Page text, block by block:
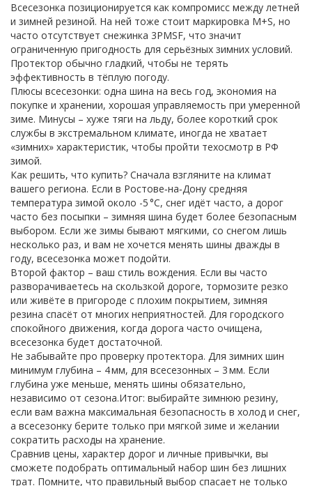
Всесезонка позиционируется как компромисс между летней
и зимней резиной. На ней тоже стоит маркировка M+S, но
часто отсутствует снежинка 3PMSF, что значит
ограниченную пригодность для серьёзных зимних условий.
Протектор обычно гладкий, чтобы не терять
эффективность в тёплую погоду.
Плюсы всесезонки: одна шина на весь год, экономия на
покупке и хранении, хорошая управляемость при умеренной
зиме. Минусы – хуже тяги на льду, более короткий срок
службы в экстремальном климате, иногда не хватает
«зимних» характеристик, чтобы пройти техосмотр в РФ
зимой.
Как решить, что купить? Сначала взгляните на климат
вашего региона. Если в Ростове‑на‑Дону средняя
температура зимой около -5 °C, снег идёт часто, а дорог
часто без посыпки – зимняя шина будет более безопасным
выбором. Если же зимы бывают мягкими, со снегом лишь
несколько раз, и вам не хочется менять шины дважды в
году, всесезонка может подойти.
Второй фактор – ваш стиль вождения. Если вы часто
разворачиваетесь на скользкой дороге, тормозите резко
или живёте в пригороде с плохим покрытием, зимняя
резина спасёт от многих неприятностей. Для городского
спокойного движения, когда дорога часто очищена,
всесезонка будет достаточной.
Не забывайте про проверку протектора. Для зимних шин
минимум глубина – 4 мм, для всесезонных – 3 мм. Если
глубина уже меньше, менять шины обязательно,
независимо от сезона.Итог: выбирайте зимнюю резину,
если вам важна максимальная безопасность в холод и снег,
а всесезонку берите только при мягкой зиме и желании
сократить расходы на хранение.
Сравнив цены, характер дорог и личные привычки, вы
сможете подобрать оптимальный набор шин без лишних
трат. Помните, что правильный выбор спасает не только